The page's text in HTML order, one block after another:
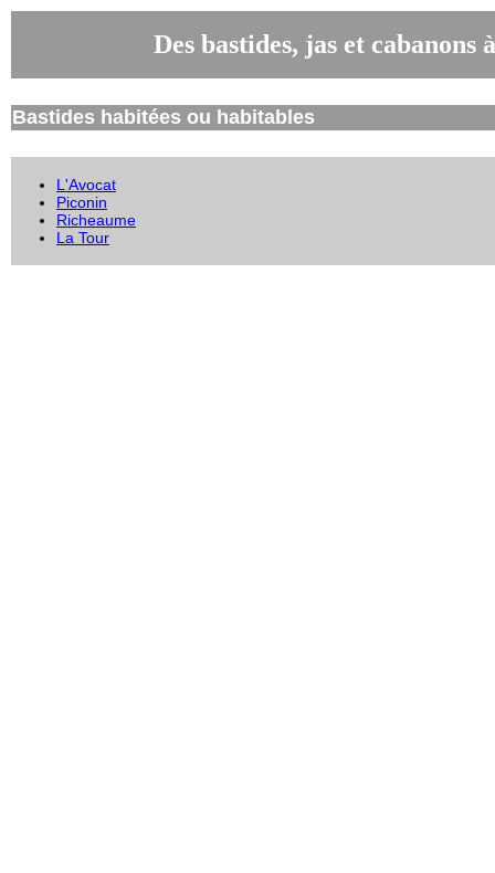
Des bastides, jas et cabanons
Bastides habitées ou habitables
L'Avocat
Piconin
Richeaume
La Tour